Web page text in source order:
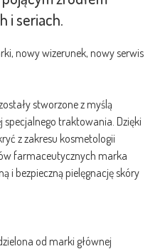
i seriach.
nowy wizerunek, nowy serwis
stworzone z myślą
specjalnego traktowania. Dzięki
z zakresu kosmetologii
farmaceutycznych marka
i bezpieczną pielęgnację skóry
od marki głównej